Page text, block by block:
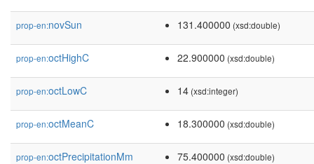
prop-en:novSun 131.400000 (xsd:double)
prop-en:octHighC 22.900000 (xsd:double)
prop-en:octLowC 14 (xsd:integer)
prop-en:octMeanC 18.300000 (xsd:double)
prop-en:octPrecipitationMm 75.400000 (xsd:double)